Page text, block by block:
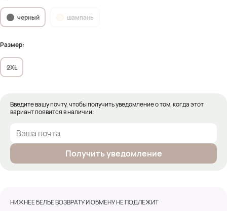
черный шампань
Размер:
2XL
Введите вашу почту, чтобы получить уведомление о том, когда этот
вариант появится в наличии:
Получить уведомление
НИЖНЕЕ БЕЛЬЕ ВОЗВРАТУ И ОБМЕНУ НЕ ПОДЛЕЖИТ